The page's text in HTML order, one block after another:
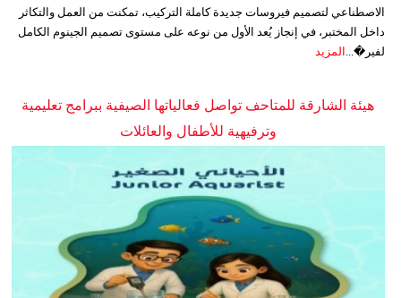
الاصطناعي لتصميم فيروسات جديدة كاملة التركيب، تمكنت من العمل والتكاثر
داخل المختبر، في إنجاز يُعد الأول من نوعه على مستوى تصميم الجينوم الكامل
لفير�...
المزيد
هيئة الشارقة للمتاحف تواصل فعالياتها الصيفية ببرامج تعليمية
وترفيهية للأطفال والعائلات